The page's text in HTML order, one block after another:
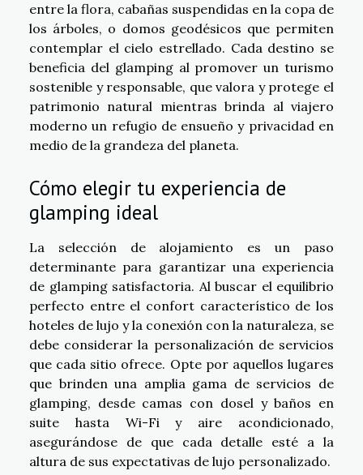
entre la flora, cabañas suspendidas en la copa de
los árboles, o domos geodésicos que permiten
contemplar el cielo estrellado. Cada destino se
beneficia del glamping al promover un turismo
sostenible y responsable, que valora y protege el
patrimonio natural mientras brinda al viajero
moderno un refugio de ensueño y privacidad en
medio de la grandeza del planeta.
Cómo elegir tu experiencia de
glamping ideal
La selección de alojamiento es un paso
determinante para garantizar una experiencia
de glamping satisfactoria. Al buscar el equilibrio
perfecto entre el confort característico de los
hoteles de lujo y la conexión con la naturaleza, se
debe considerar la personalización de servicios
que cada sitio ofrece. Opte por aquellos lugares
que brinden una amplia gama de servicios de
glamping, desde camas con dosel y baños en
suite hasta Wi-Fi y aire acondicionado,
asegurándose de que cada detalle esté a la
altura de sus expectativas de lujo personalizado.